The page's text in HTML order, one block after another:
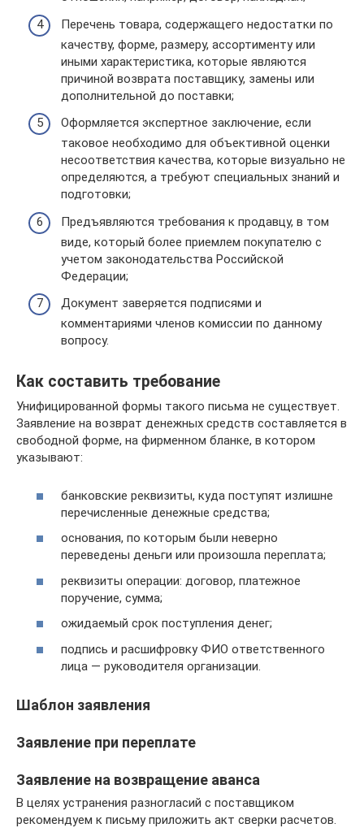
Перечень товара, содержащего недостатки по
качеству, форме, размеру, ассортименту или
иными характеристика, которые являются
причиной возврата поставщику, замены или
дополнительной до поставки;
Оформляется экспертное заключение, если
таковое необходимо для объективной оценки
несоответствия качества, которые визуально не
определяются, а требуют специальных знаний и
подготовки;
Предъявляются требования к продавцу, в том
виде, который более приемлем покупателю с
учетом законодательства Российской
Федерации;
Документ заверяется подписями и
комментариями членов комиссии по данному
вопросу.
Как составить требование
Унифицированной формы такого письма не существует.
Заявление на возврат денежных средств составляется в
свободной форме, на фирменном бланке, в котором
указывают:
банковские реквизиты, куда поступят излишне
перечисленные денежные средства;
основания, по которым были неверно
переведены деньги или произошла переплата;
реквизиты операции: договор, платежное
поручение, сумма;
ожидаемый срок поступления денег;
подпись и расшифровку ФИО ответственного
лица — руководителя организации.
Шаблон заявления
Заявление при переплате
Заявление на возвращение аванса
В целях устранения разногласий с поставщиком
рекомендуем к письму приложить акт сверки расчетов.